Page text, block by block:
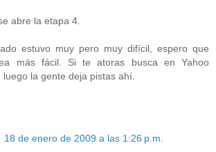
abre la etapa 4.
estuvo muy pero muy difícil, espero que
más fácil. Si te atoras busca en Yahoo
luego la gente deja pistas ahí.
18 de enero de 2009 a las 1:26 p.m.